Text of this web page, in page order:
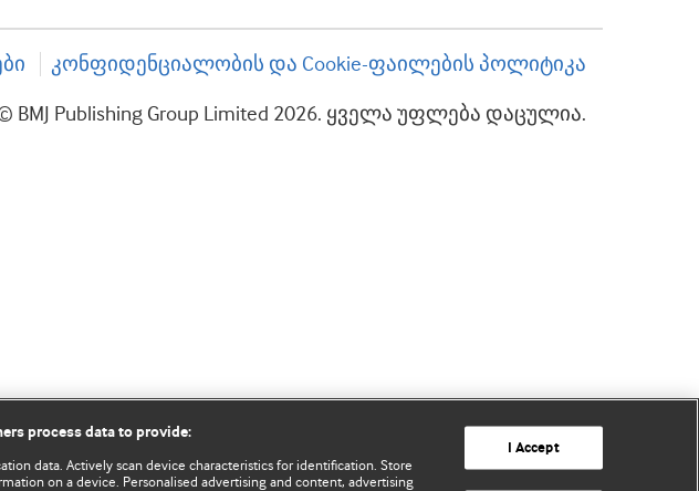
კონფიდენციალობის და Cookie-ფაილების პოლიტიკა
BMJ Publishing Group Limited 2026. ყველა უფლება დაცულია.
process data to provide:
data. Actively scan device characteristics for identification. Store
on a device. Personalised advertising and content, advertising
I Accept